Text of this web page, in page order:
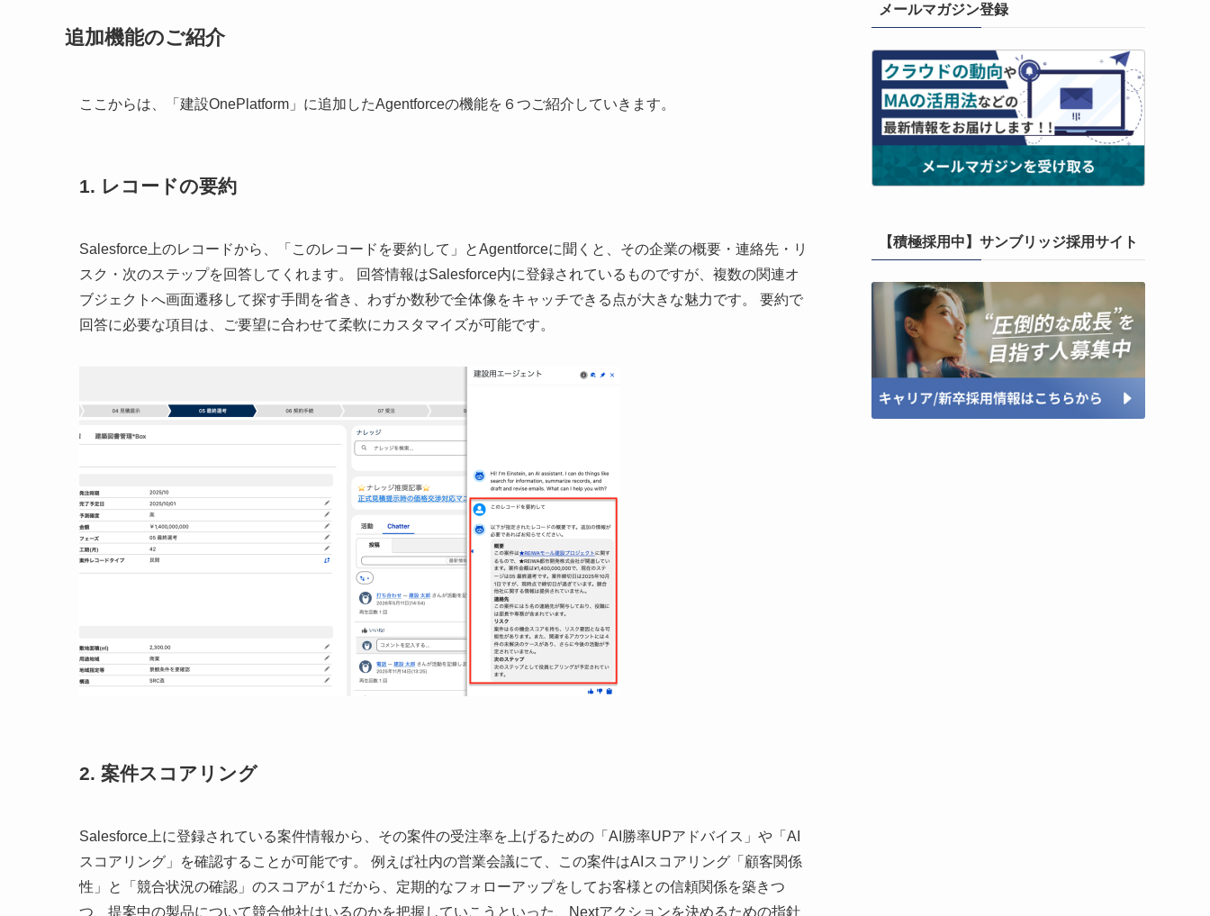
追加機能のご紹介
ここからは、「建設OnePlatform」に追加したAgentforceの機能を６つご紹介していきます。
1. レコードの要約
Salesforce上のレコードから、「このレコードを要約して」とAgentforceに聞くと、その企業の概要・連絡先・リ
スク・次のステップを回答してくれます。 回答情報はSalesforce内に登録されているものですが、複数の関連オ
ブジェクトへ画面遷移して探す手間を省き、わずか数秒で全体像をキャッチできる点が大きな魅力です。 要約で
回答に必要な項目は、ご要望に合わせて柔軟にカスタマイズが可能です。
2. 案件スコアリング
Salesforce上に登録されている案件情報から、その案件の受注率を上げるための「AI勝率UPアドバイス」や「AI
スコアリング」を確認することが可能です。 例えば社内の営業会議にて、この案件はAIスコアリング「顧客関係
性」と「競合状況の確認」のスコアが１だから、定期的なフォローアップをしてお客様との信頼関係を築きつ
つ、提案中の製品について競合他社はいるのかを把握していこうといった、Nextアクションを決めるための指針
メールマガジン登録
【積極採用中】サンブリッジ採用サイト